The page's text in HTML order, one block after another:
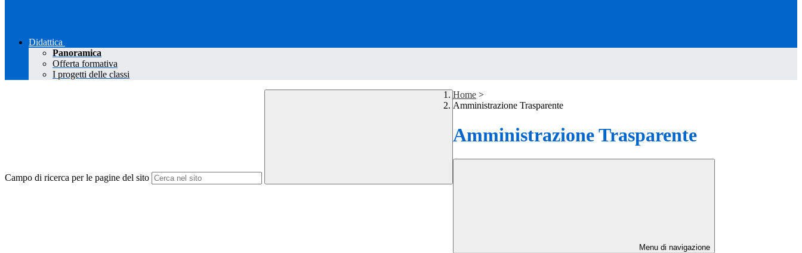
Didattica
Panoramica
Offerta formativa
I progetti delle classi
Campo di ricerca per le pagine del sito
Home >
Amministrazione Trasparente
Amministrazione Trasparente
Menu di navigazione